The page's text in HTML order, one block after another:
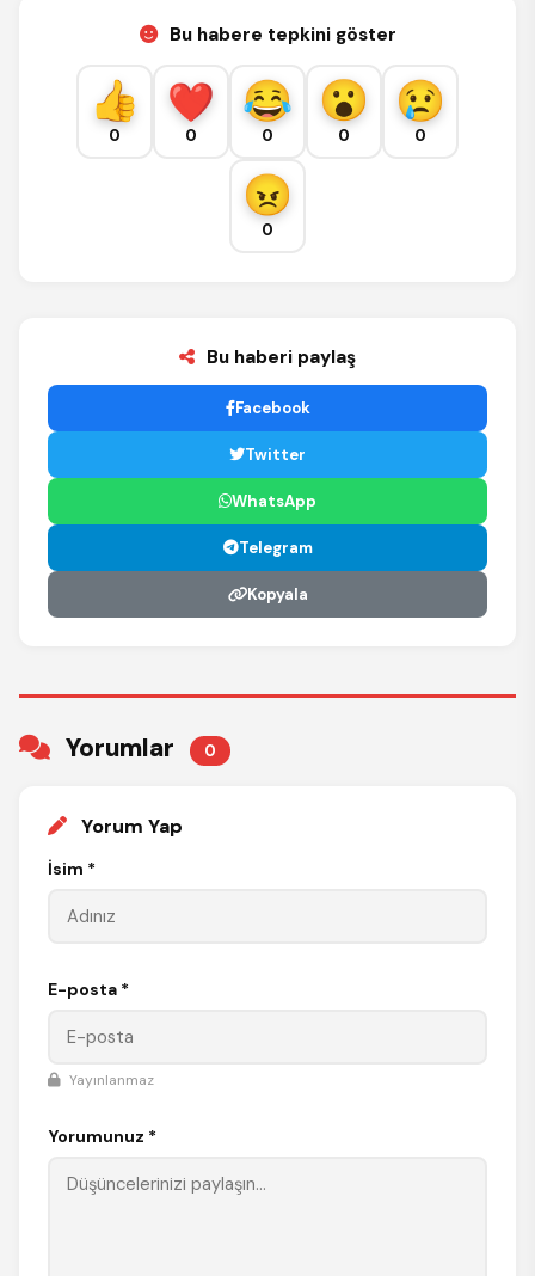
Bu habere tepkini göster
0 0 0 0 0
0
Bu haberi paylaş
Facebook
Twitter
WhatsApp
Telegram
Kopyala
Yorumlar 0
Yorum Yap
İsim *
E-posta *
Yayınlanmaz
Yorumunuz *